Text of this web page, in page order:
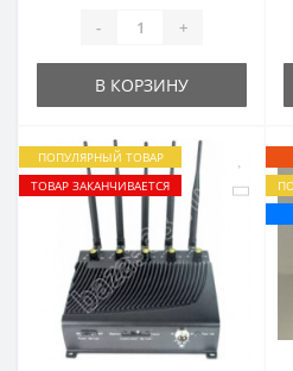
- +
В КОРЗИНУ
ПОПУЛЯРНЫЙ ТОВАР
ТОВАР ЗАКАНЧИВАЕТСЯ